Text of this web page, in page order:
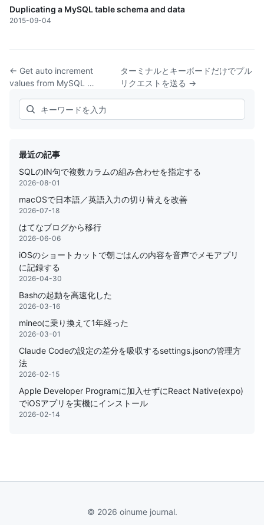
Duplicating a MySQL table schema and data
2015-09-04
← Get auto increment
values from MySQL …
ターミナルとキーボードだけでプル
リクエストを送る →
Search
最近の記事
SQLのIN句で複数カラムの組み合わせを指定する
2026-08-01
macOSで日本語／英語入力の切り替えを改善
2026-07-18
はてなブログから移行
2026-06-06
iOSのショートカットで朝ごはんの内容を音声でメモアプリ
に記録する
2026-04-30
Bashの起動を高速化した
2026-03-16
mineoに乗り換えて1年経った
2026-03-01
Claude Codeの設定の差分を吸収するsettings.jsonの管理方
法
2026-02-15
Apple Developer Programに加入せずにReact Native(expo)
でiOSアプリを実機にインストール
2026-02-14
© 2026 oinume journal.